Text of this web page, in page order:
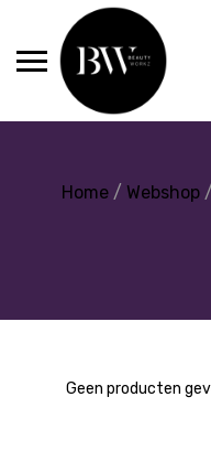
Home/ Webshop/
Geen producten